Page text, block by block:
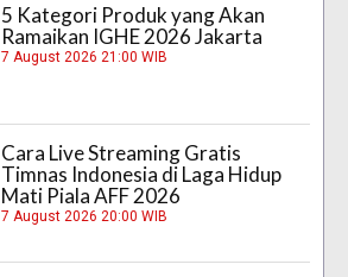
5 Kategori Produk yang Akan
Ramaikan IGHE 2026 Jakarta
7 August 2026 21:00 WIB
Cara Live Streaming Gratis
Timnas Indonesia di Laga Hidup
Mati Piala AFF 2026
7 August 2026 20:00 WIB